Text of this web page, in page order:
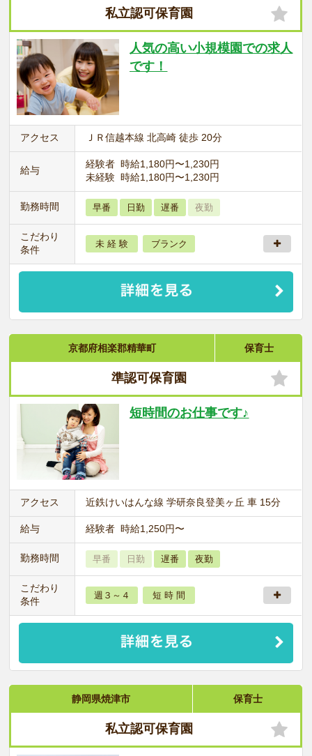
私立認可保育園
人気の高い小規模園での求人
です！
アクセス ＪＲ信越本線 北高崎 徒歩 20分
給与
経験者 時給1,180円〜1,230円
未経験 時給1,180円〜1,230円
勤務時間 早番 日勤 遅番 夜勤
こだわり
条件
未 経 験 ブランク
京都府相楽郡精華町 保育士
準認可保育園
短時間のお仕事です♪
アクセス 近鉄けいはんな線 学研奈良登美ヶ丘 車 15分
給与 経験者 時給1,250円〜
勤務時間 早番 日勤 遅番 夜勤
こだわり
条件
週３～４ 短 時 間
静岡県焼津市 保育士
私立認可保育園